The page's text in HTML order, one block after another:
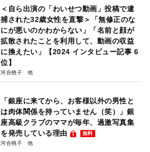
＜自ら出演の「わいせつ動画」投稿で逮
捕された32歳女性を直撃＞「無修正のな
にが悪いのかわからない」「名前と顔が
拡散されたことを利用して、動画の収益
に換えたい」【2024 インタビュー記事 6
位】
河合桃子
「銀座に来てから、お客様以外の男性と
は肉体関係を持っていません（笑）」銀
座高級クラブのママが毎年、過激写真集
を発売している理由
無料
河合桃子